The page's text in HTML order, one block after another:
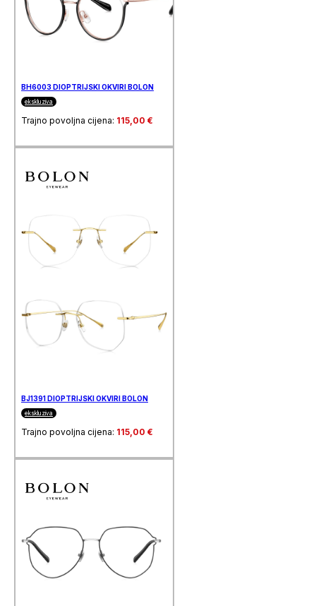
BH6003 DIOPTRIJSKI OKVIRI BOLON
ekskluziva
Trajno povoljna cijena: 115,00 €
BJ1391 DIOPTRIJSKI OKVIRI BOLON
ekskluziva
Trajno povoljna cijena: 115,00 €